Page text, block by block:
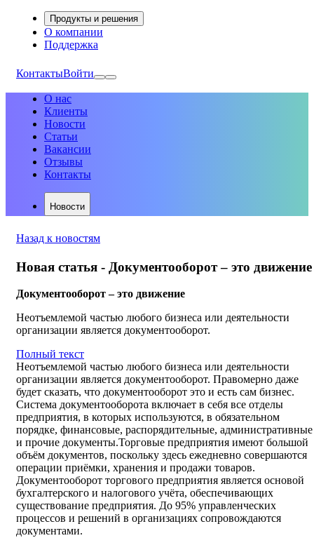
Продукты и решения
О компании
Поддержка
КонтактыВойти
О нас
Клиенты
Новости
Статьи
Вакансии
Отзывы
Контакты
Новости
Назад к новостям
Новая статья - Документооборот – это движение
Документооборот – это движение
Неотъемлемой частью любого бизнеса или деятельности
организации является документооборот.
Полный текст
Неотъемлемой частью любого бизнеса или деятельности
организации является документооборот. Правомерно даже
будет сказать, что документооборот это и есть сам бизнес.
Система документооборота включает в себя все отделы
предприятия, в которых используются, в обязательном
порядке, финансовые, распорядительные, административные
и прочие документы.Торговые предприятия имеют большой
объём документов, поскольку здесь ежедневно совершаются
операции приёмки, хранения и продажи товаров.
Документооборот торгового предприятия является основой
бухгалтерского и налогового учёта, обеспечивающих
существование предприятия. До 95% управленческих
процессов и решений в организациях сопровождаются
документами.